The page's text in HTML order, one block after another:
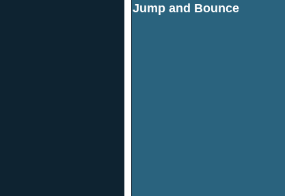
Jump and Bounce